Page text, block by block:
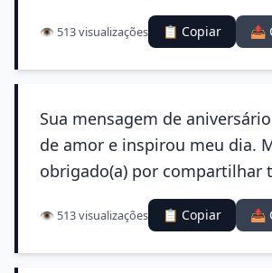
👁️ 513 visualizações 📋 Copiar 📤
Sua mensagem de
de amor e inspirou meu dia.
obrigado(a) por compartilhar
👁️ 513 visualizações 📋 Copiar 📤